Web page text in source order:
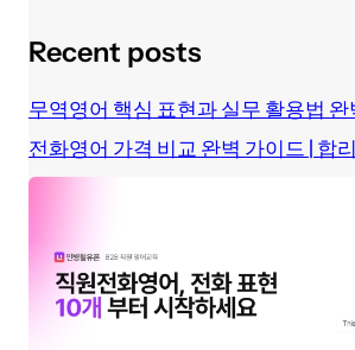
Recent posts
무역영어 핵심 표현과 실무 활용법 완
전화영어 가격 비교 완벽 가이드 | 합